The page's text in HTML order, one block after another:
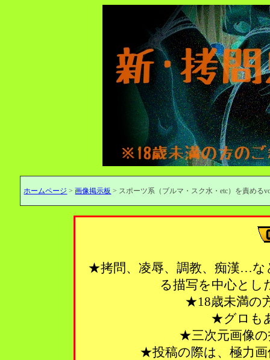
ホームページ >画像掲示板 > スポーツ系（ブルマ・スク水・etc）を責める
★拷問、凌辱、調教、痴漢…な
る描写を中心とし
★18歳未満の
★グロも
★三次元画像
★投稿の際は、極力